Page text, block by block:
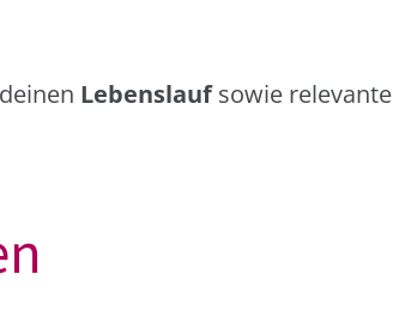
Lebenslaufsowie relevante